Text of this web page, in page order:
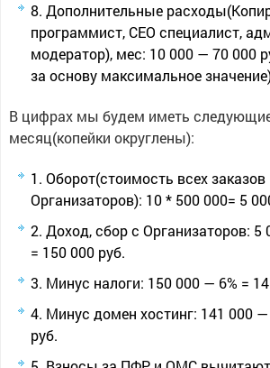
Дополнительные
программист, СЕО специалист,
модератор), мес: 10 000 — 70 000
за основу максимальное
В цифрах мы будем иметь
месяц(копейки округлены):
Оборот(стоимость всех заказов
Организаторов): 10 * 500 000= 5
Доход, сбор с Организаторов: 5
= 150 000 руб.
Минус налоги: 150 000 — 6% =
Минус домен хостинг: 141 000
руб.